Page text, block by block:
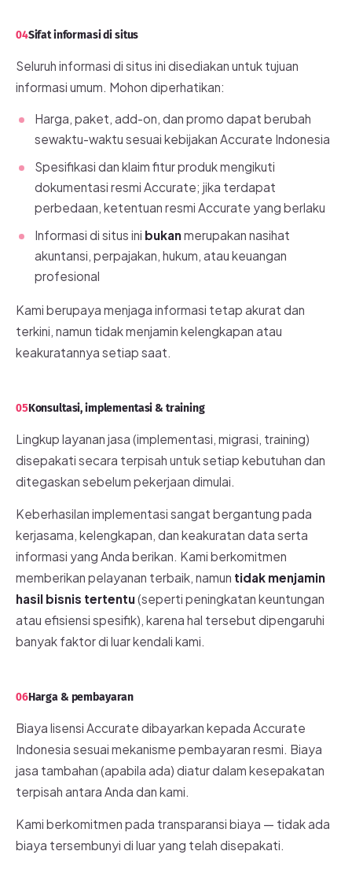
04Sifat informasi di situs
Seluruh informasi di situs ini disediakan untuk tujuan
informasi umum. Mohon diperhatikan:
Harga, paket, add-on, dan promo dapat berubah
sewaktu-waktu sesuai kebijakan Accurate Indonesia
Spesifikasi dan klaim fitur produk mengikuti
dokumentasi resmi Accurate; jika terdapat
perbedaan, ketentuan resmi Accurate yang berlaku
Informasi di situs ini bukanmerupakan nasihat
akuntansi, perpajakan, hukum, atau keuangan
profesional
Kami berupaya menjaga informasi tetap akurat dan
terkini, namun tidak menjamin kelengkapan atau
keakuratannya setiap saat.
05Konsultasi, implementasi & training
Lingkup layanan jasa (implementasi, migrasi, training)
disepakati secara terpisah untuk setiap kebutuhan dan
ditegaskan sebelum pekerjaan dimulai.
Keberhasilan implementasi sangat bergantung pada
kerjasama, kelengkapan, dan keakuratan data serta
informasi yang Anda berikan. Kami berkomitmen
memberikan pelayanan terbaik, namun tidak menjamin
hasil bisnis tertentu(seperti peningkatan keuntungan
atau efisiensi spesifik), karena hal tersebut dipengaruhi
banyak faktor di luar kendali kami.
06Harga & pembayaran
Biaya lisensi Accurate dibayarkan kepada Accurate
Indonesia sesuai mekanisme pembayaran resmi. Biaya
jasa tambahan (apabila ada) diatur dalam kesepakatan
terpisah antara Anda dan kami.
Kami berkomitmen pada transparansi biaya — tidak ada
biaya tersembunyi di luar yang telah disepakati.